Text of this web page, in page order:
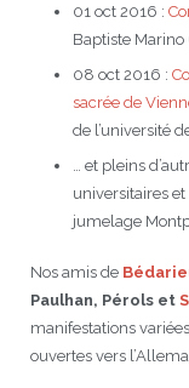
01 oct 2016 :
Baptiste Marino
08 oct 2016 :
sacrée de
de l’université
… et pleins
universitaires
jumelage
Nos amis de
Paulhan, Pérols et
manifestations
ouvertes vers